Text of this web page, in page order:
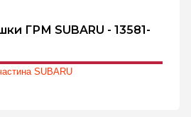
ГРМ SUBARU - 13581-
SUBARU